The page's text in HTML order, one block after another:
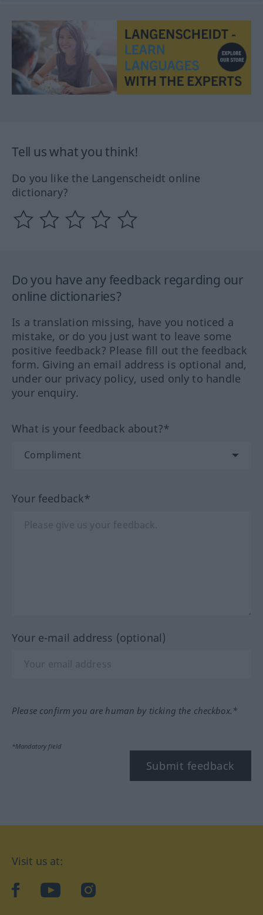
Tell us what you think!
Do you like the Langenscheidt online
dictionary?
Do you have any feedback regarding our
online dictionaries?
Is a translation missing, have you noticed a
mistake, or do you just want to leave some
positive feedback? Please fill out the feedback
form. Giving an email address is optional and,
under our privacy policy, used only to handle
your enquiry.
What is your feedback about?*
Your feedback*
Your e-mail address (optional)
Please confirm you are human by ticking the checkbox.*
*Mandatory field
Submit feedback
Visit us at:
facebookYouTubeInstagram